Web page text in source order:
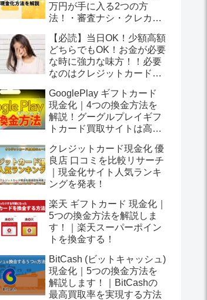
万円が手に入る2つの方
法！・審査ナシ・クレカ不
【必読】当日OK！少額高額
どちらでもOK！お金が必要
な時に強力な味方！！必要
なのはクレジットカードだ
は？
GooglePlay ギフトカード
現金化｜4つの換金方法を
解説！グーグルプレイギフ
トカード買取サイトは高換
クレジットカード現金化 優
良店 口コミを比較リサーチ
｜現金化サイト人気ランキ
ングを発表！
楽天 ギフトカード 現金化｜
5つの換金方法を解説しま
す！｜楽天スーパーポイン
トを換金する！
BitCash (ビットキャッシュ)
現金化｜5つの換金方法を
解説します！｜BitCashの
最高買取率を実現する方法